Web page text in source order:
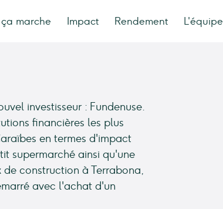
marche Impact Rendement L'équipe
investisseur : Fundenuse.
financières les plus
en termes d'impact
supermarché ainsi qu'une
construction à Terrabona,
avec l'achat d'un